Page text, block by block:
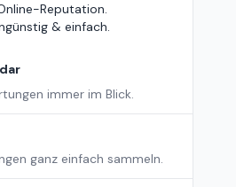
Reputation.
& einfach.
immer im Blick.
ganz einfach sammeln.